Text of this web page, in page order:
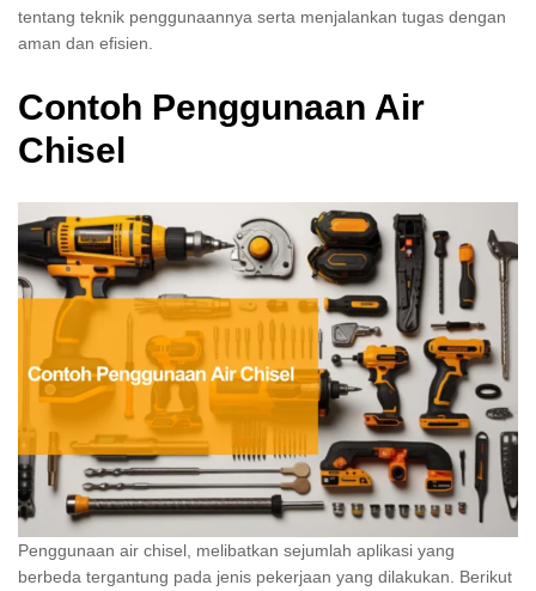
tentang teknik penggunaannya serta menjalankan tugas dengan
aman dan efisien.
Contoh Penggunaan Air
Chisel
Penggunaan air chisel, melibatkan sejumlah aplikasi yang
berbeda tergantung pada jenis pekerjaan yang dilakukan. Berikut